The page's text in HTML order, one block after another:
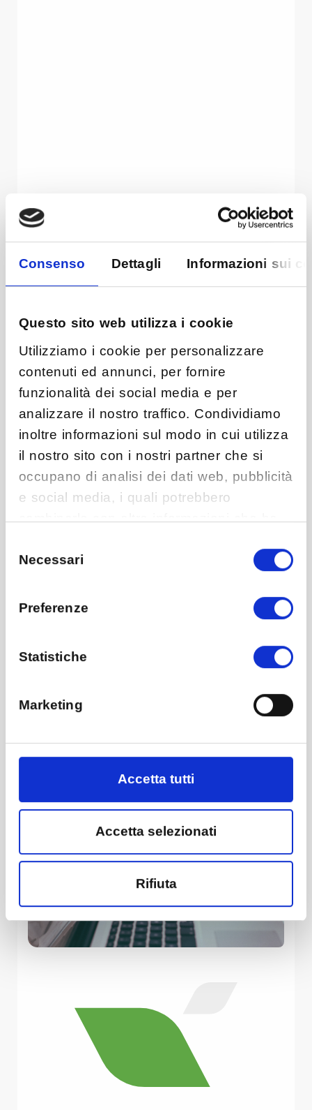
Consenso Dettagli Informazioni sui
Questo sito web utilizza i cookie
Utilizziamo i cookie per personalizzare
contenuti ed annunci, per fornire
funzionalità dei social media e per
analizzare il nostro traffico. Condividiamo
inoltre informazioni sul modo in cui utilizza
il nostro sito con i nostri partner che si
occupano di analisi dei dati web, pubblicità
e social media, i quali potrebbero
combinarle con altre informazioni che ha
utilizzo dei loro servizi.
delNecessari
Preferenze
Statistiche
Marketing
Accetta tutti
Accetta selezionati
Rifiuta